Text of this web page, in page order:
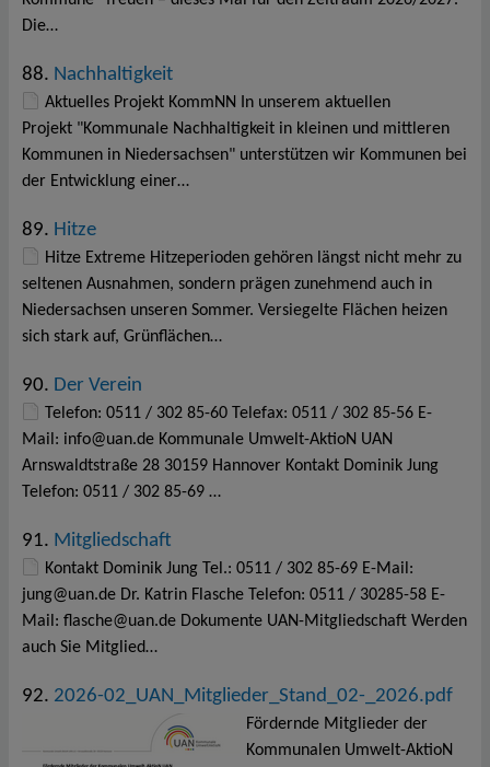
Die…
88. Nachhaltigkeit
Aktuelles Projekt KommNN In unserem aktuellen
Projekt "Kommunale Nachhaltigkeit in kleinen und mittleren
Kommunen in Niedersachsen" unterstützen wir Kommunen bei
der Entwicklung einer…
89. Hitze
Hitze Extreme Hitzeperioden gehören längst nicht mehr zu
seltenen Ausnahmen, sondern prägen zunehmend auch in
Niedersachsen unseren Sommer. Versiegelte Flächen heizen
sich stark auf, Grünflächen…
90. Der Verein
Telefon: 0511 / 302 85-60 Telefax: 0511 / 302 85-56 E-
Mail: info@uan.de Kommunale Umwelt-AktioN UAN
Arnswaldtstraße 28 30159 Hannover Kontakt Dominik Jung
Telefon: 0511 / 302 85-69 …
91. Mitgliedschaft
Kontakt Dominik Jung Tel.: 0511 / 302 85-69 E-Mail:
jung@uan.de Dr. Katrin Flasche Telefon: 0511 / 30285-58 E-
Mail: flasche@uan.de Dokumente UAN-Mitgliedschaft Werden
auch Sie Mitglied…
92. 2026-02_UAN_Mitglieder_Stand_02-_2026.pdf
Fördernde Mitglieder der
Kommunalen Umwelt-AktioN